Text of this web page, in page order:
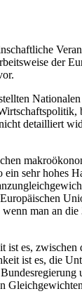
der
detailliert
sehr hohes
man an
es, zwischen
ist es, die